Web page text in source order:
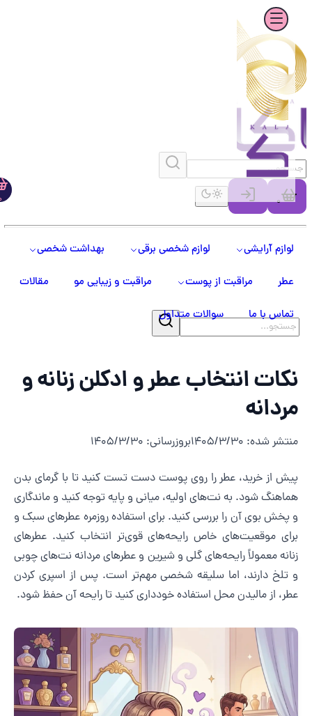
0
لوازم آرایشی لوازم شخصی برقی بهداشت شخصی
مراقبت از پوست مراقبت و زیبایی مو مقالات
تماس با ما سوالات متداول
انتخاب عطر و ادکلن زنانه و
شده:
1405/3/30بروزرسانی:
1405/3/30
از خرید، عطر را روی پوست دست تست کنید تا با گرمای بدن
شود. به نت‌های اولیه، میانی و پایه توجه کنید و ماندگاری
پخش بوی آن را بررسی کنید. برای استفاده روزمره عطرهای سبک و
موقعیت‌های خاص رایحه‌های قوی‌تر انتخاب کنید. عطرهای
معمولاً رایحه‌های گلی و شیرین و عطرهای مردانه نت‌های چوبی
تلخ دارند، اما سلیقه شخصی مهم‌تر است. پس از اسپری کردن
از مالیدن محل استفاده خودداری کنید تا رایحه آن حفظ شود.